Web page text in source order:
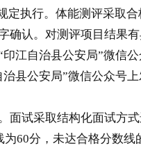
定执行。体能测评采取
。对测评项目结果有
自治县公安局”微信公
公安局”微信公众号上
试采取结构化面试方式
60分，未达合格分数